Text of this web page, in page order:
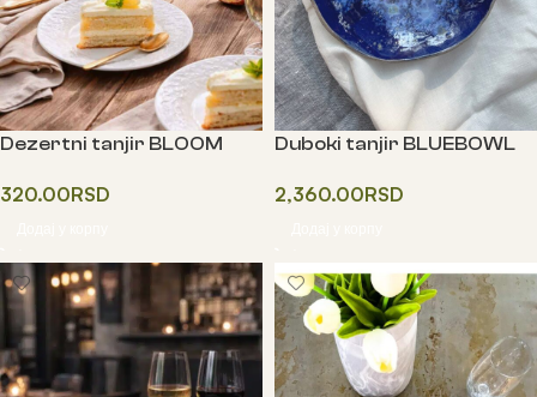
Dezertni tanjir BLOOM
320.00RSD
Duboki tanjir BLUEBOWL
2,360.00RSD